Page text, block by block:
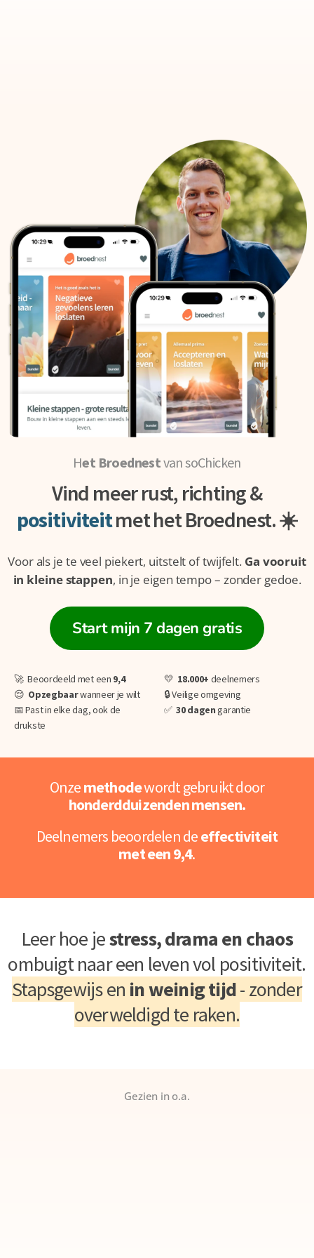
Het Broednestvan soChicken
Vind meer rust, richting &
positiviteitmet het Broednest. ☀️
Voor als je te veel piekert, uitstelt of twijfelt. Ga vooruit
in kleine stappen, in je eigen tempo – zonder gedoe.
Start mijn 7 dagen gratis
🚀 Beoordeeld met een 9,4
😌 Opzegbaarwanneer je wilt
📅 Past in elke dag, ook de
drukste
💛 18.000+ deelnemers
🔒 Veilige omgeving
✅30 dagengarantie
Onzemethodewordt gebruikt door
honderdduizenden mensen.
Deelnemers beoordelen deeffectiviteit
met een 9,4.
Leer hoe jestress, drama en chaos
ombuigt naar een leven vol positiviteit.
Stapsgewijs en in weinig tijd- zonder
overweldigd te raken.
Gezien in o.a.